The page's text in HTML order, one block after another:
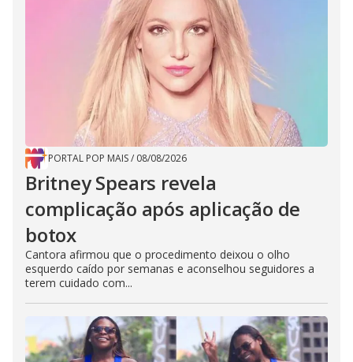
PORTAL POP MAIS/ 08/08/2026
Britney Spears revela
complicação após aplicação de
botox
Cantora afirmou que o procedimento deixou o olho
esquerdo caído por semanas e aconselhou seguidores a
terem cuidado com...